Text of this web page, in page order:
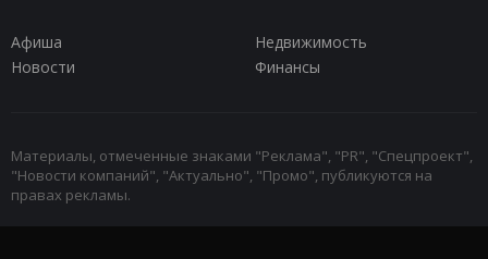
Афиша
Недвижимость
Новости
Финансы
Материалы, отмеченные знаками "Реклама", "PR", "Спецпроект",
"Новости компаний", "Актуально", "Промо", публикуются на
правах рекламы.